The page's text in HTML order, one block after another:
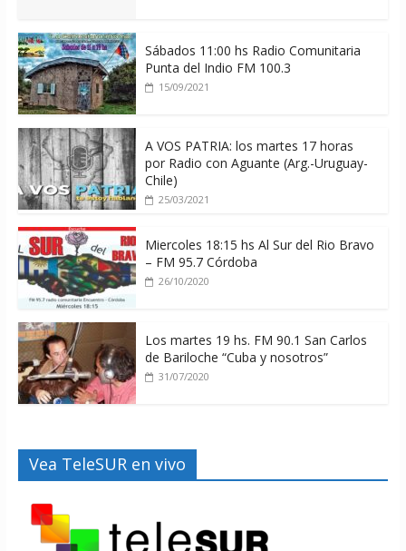
Sábados 11:00 hs Radio Comunitaria
Punta del Indio FM 100.3
15/09/2021
A VOS PATRIA: los martes 17 horas
por Radio con Aguante (Arg.-Uruguay-
Chile)
25/03/2021
Miercoles 18:15 hs Al Sur del Rio Bravo
– FM 95.7 Córdoba
26/10/2020
Los martes 19 hs. FM 90.1 San Carlos
de Bariloche “Cuba y nosotros”
31/07/2020
Vea TeleSUR en vivo